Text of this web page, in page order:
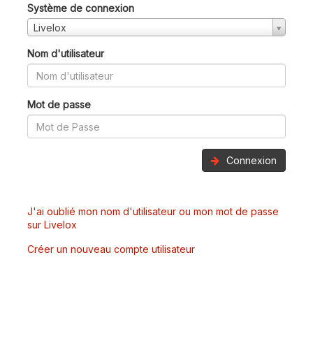
Système de connexion
Livelox
Nom d'utilisateur
Mot de passe
Connexion
J'ai oublié mon nom d'utilisateur ou mon mot de passe
sur Livelox
Créer un nouveau compte utilisateur